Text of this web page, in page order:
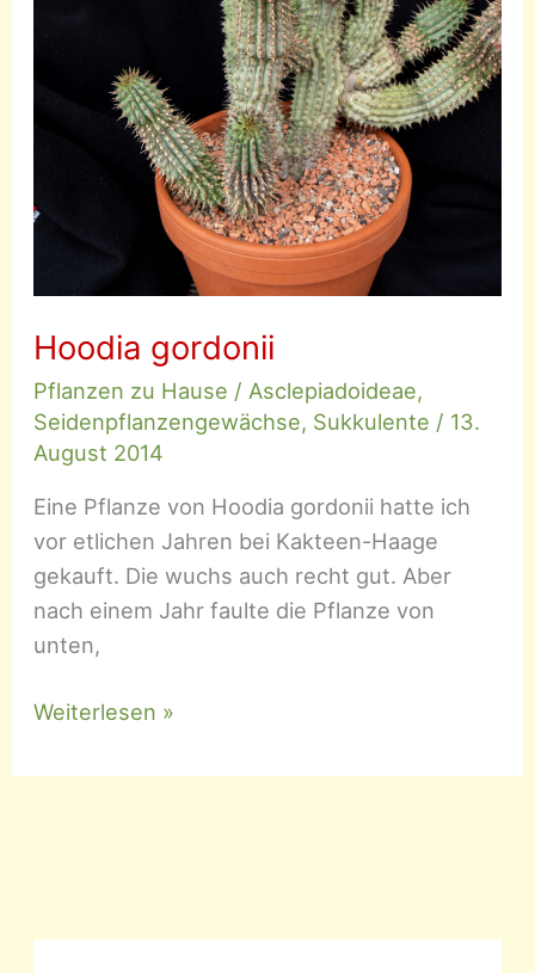
Hoodia gordonii
Pflanzen zu Hause / Asclepiadoideae,
Seidenpflanzengewächse, Sukkulente / 13.
August 2014
Eine Pflanze von Hoodia gordonii hatte ich
vor etlichen Jahren bei Kakteen-Haage
gekauft. Die wuchs auch recht gut. Aber
nach einem Jahr faulte die Pflanze von
unten,
Hoodia
Weiterlesen »